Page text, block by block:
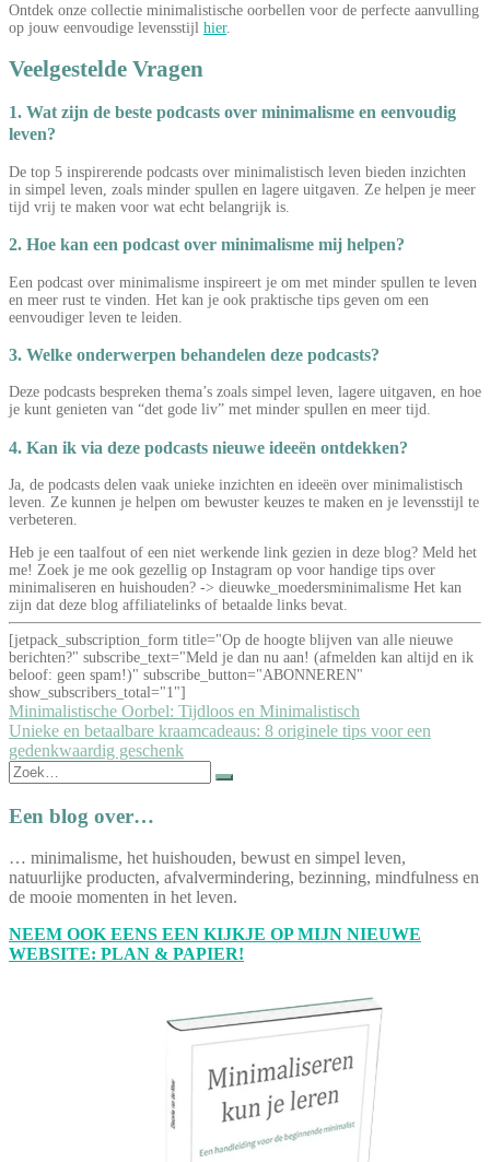
Ontdek onze collectie minimalistische oorbellen voor de perfecte aanvulling
op jouw eenvoudige levensstijl hier.
Veelgestelde Vragen
1. Wat zijn de beste podcasts over minimalisme en eenvoudig
leven?
De top 5 inspirerende podcasts over minimalistisch leven bieden inzichten
in simpel leven, zoals minder spullen en lagere uitgaven. Ze helpen je meer
tijd vrij te maken voor wat echt belangrijk is.
2. Hoe kan een podcast over minimalisme mij helpen?
Een podcast over minimalisme inspireert je om met minder spullen te leven
en meer rust te vinden. Het kan je ook praktische tips geven om een
eenvoudiger leven te leiden.
3. Welke onderwerpen behandelen deze podcasts?
Deze podcasts bespreken thema’s zoals simpel leven, lagere uitgaven, en hoe
je kunt genieten van “det gode liv” met minder spullen en meer tijd.
4. Kan ik via deze podcasts nieuwe ideeën ontdekken?
Ja, de podcasts delen vaak unieke inzichten en ideeën over minimalistisch
leven. Ze kunnen je helpen om bewuster keuzes te maken en je levensstijl te
verbeteren.
Heb je een taalfout of een niet werkende link gezien in deze blog? Meld het
me! Zoek je me ook gezellig op Instagram op voor handige tips over
minimaliseren en huishouden? -> dieuwke_moedersminimalisme Het kan
zijn dat deze blog affiliatelinks of betaalde links bevat.
[jetpack_subscription_form title="Op de hoogte blijven van alle nieuwe
berichten?" subscribe_text="Meld je dan nu aan! (afmelden kan altijd en ik
beloof: geen spam!)" subscribe_button="ABONNEREN"
show_subscribers_total="1"]
Bericht
navigatie
Minimalistische Oorbel: Tijdloos en Minimalistisch
Unieke en betaalbare kraamcadeaus: 8 originele tips voor een
gedenkwaardig geschenk
Zoek
naar:
Een blog over…
… minimalisme, het huishouden, bewust en simpel leven,
natuurlijke producten, afvalvermindering, bezinning, mindfulness en
de mooie momenten in het leven.
NEEM OOK EENS EEN KIJKJE OP MIJN NIEUWE
WEBSITE: PLAN & PAPIER!